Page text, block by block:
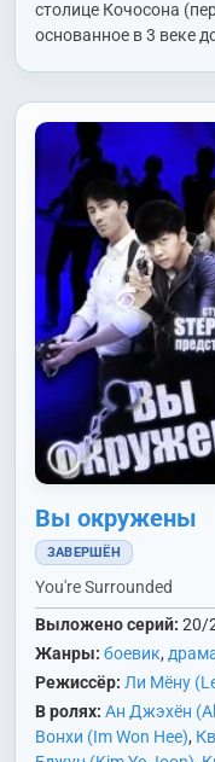
(Shin Joo Hwan)
Сон
Хо Джонын
Gun),Чан Юль (Jang
Джэвон (Jung Jae
Мусон (Choi Moo Sung)
столице Кочосона
основанное в 3 веке
Вы окружены
ЗАВЕРШЁН
You're Surrounded
Выложено серий: 20/
Жанры: боевик,
Режиссёр: Ли Мёну
В ролях: Ан Джэхён
Вонхи (Im Won Hee),